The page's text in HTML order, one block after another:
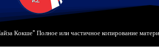
Кокше" Полное или частичное копирование